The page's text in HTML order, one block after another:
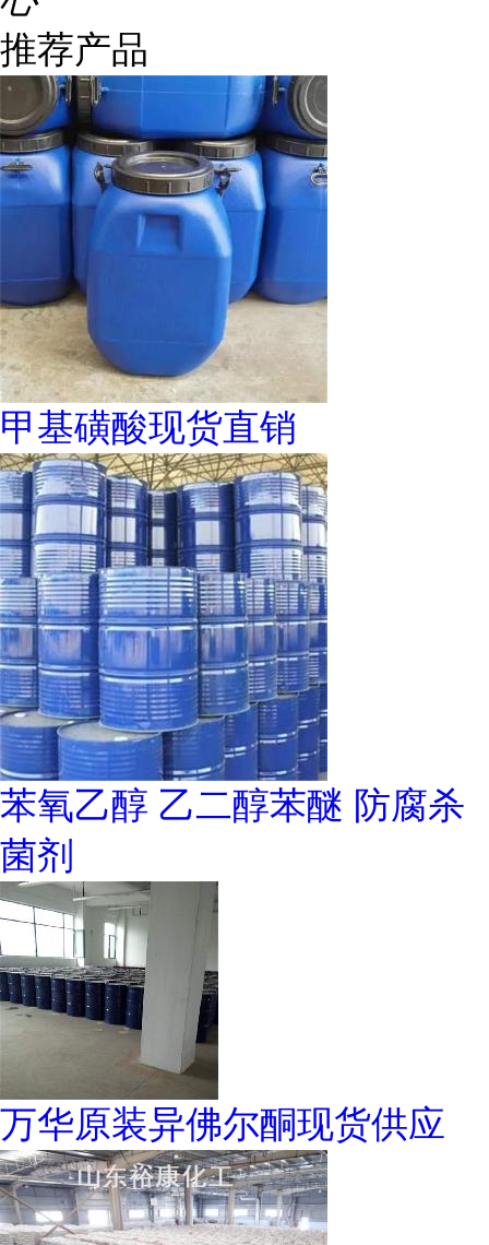
推荐产品
甲基磺酸现货直销
苯氧乙醇 乙二醇苯醚 防腐杀
菌剂
万华原装异佛尔酮现货供应